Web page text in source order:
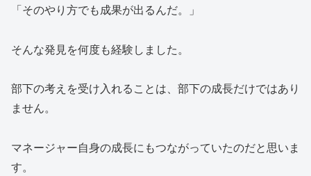
「そのやり方でも成果が出るんだ。」
そんな発見を何度も経験しました。
部下の考えを受け入れることは、部下の成長だけではあり
ません。
マネージャー自身の成長にもつながっていたのだと思いま
す。